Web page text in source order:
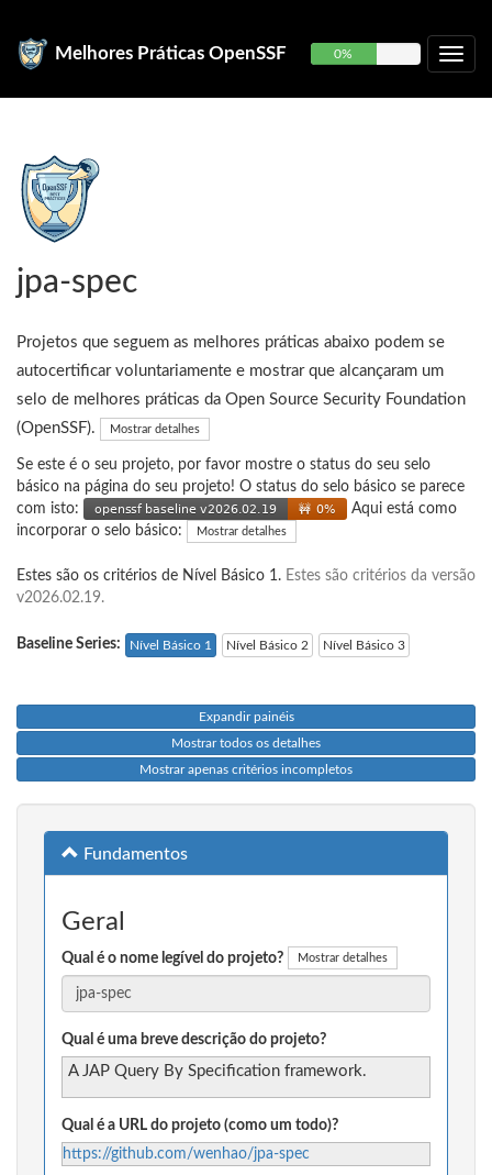
Melhores Práticas OpenSSF 0%
jpa-spec
Projetos que seguem as melhores práticas abaixo podem se
autocertificar voluntariamente e mostrar que alcançaram um
selo de melhores práticas da Open Source Security Foundation
(OpenSSF).
Mostrar detalhes
Se este é o seu projeto, por favor mostre o status do seu selo
básico na página do seu projeto! O status do selo básico se parece
com isto:
Aqui está como
incorporar o selo básico:
Mostrar detalhes
Estes são os critérios de Nível Básico 1. Estes são critérios da versão
v2026.02.19.
Baseline Series: Nível Básico 1 Nível Básico 2 Nível Básico 3
Expandir painéis
Mostrar todos os detalhes
Mostrar apenas critérios incompletos
Fundamentos
Geral
Qual é o nome legível do projeto? Mostrar detalhes
Qual é uma breve descrição do projeto?
A JAP Query By Specification framework.
Qual é a URL do projeto (como um todo)?
https://github.com/wenhao/jpa-spec